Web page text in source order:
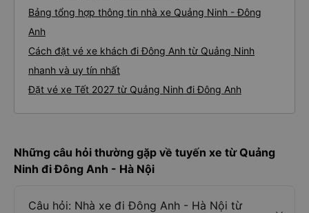
Bảng tổng hợp thông tin nhà xe Quảng Ninh - Đông
Anh
Cách đặt vé xe khách đi Đông Anh từ Quảng Ninh
nhanh và uy tín nhất
Đặt vé xe Tết 2027 từ Quảng Ninh đi Đông Anh
Những câu hỏi thường gặp về tuyến xe từ Quảng
Ninh đi Đông Anh - Hà Nội
Câu hỏi: Nhà xe đi Đông Anh - Hà Nội từ